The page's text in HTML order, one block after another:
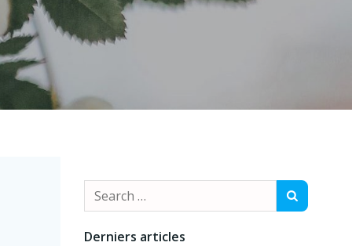
Search
for:
Derniers articles